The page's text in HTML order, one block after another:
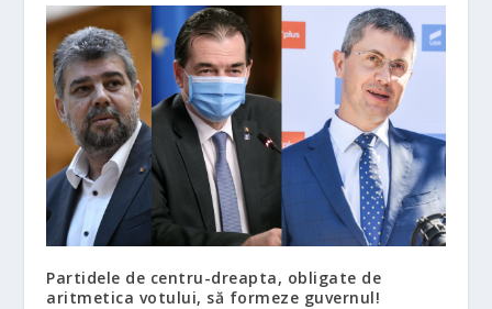
Partidele de centru-dreapta, obligate de
aritmetica votului, să formeze guvernul!